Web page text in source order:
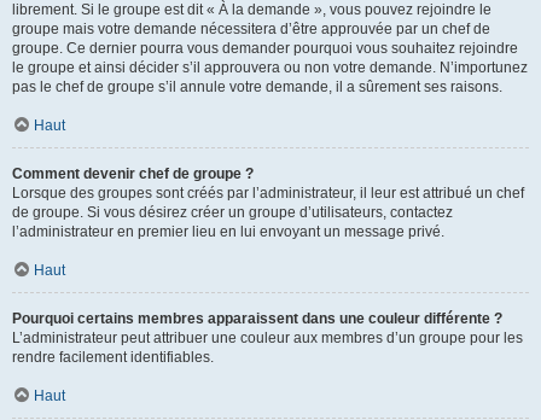
librement. Si le groupe est dit « À la demande », vous pouvez rejoindre le
groupe mais votre demande nécessitera d’être approuvée par un chef de
groupe. Ce dernier pourra vous demander pourquoi vous souhaitez rejoindre
le groupe et ainsi décider s’il approuvera ou non votre demande. N’importunez
pas le chef de groupe s’il annule votre demande, il a sûrement ses raisons.
Haut
Comment devenir chef de groupe ?
Lorsque des groupes sont créés par l’administrateur, il leur est attribué un chef
de groupe. Si vous désirez créer un groupe d’utilisateurs, contactez
l’administrateur en premier lieu en lui envoyant un message privé.
Haut
Pourquoi certains membres apparaissent dans une couleur différente ?
L’administrateur peut attribuer une couleur aux membres d’un groupe pour les
rendre facilement identifiables.
Haut